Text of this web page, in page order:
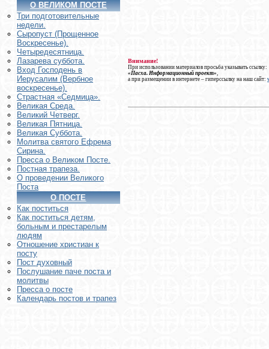
О ВЕЛИКОМ ПОСТЕ
Три подготовительные
недели.
Сыропуст (Прощенное
Воскресенье).
Четыредесятница.
Лазарева суббота.
Вход Господень в
Иерусалим (Вербное
воскресенье).
Страстная «Седмица».
Великая Среда.
Великий Четверг.
Великая Пятница.
Великая Суббота.
Молитва святого Ефрема
Сирина.
Пресса о Великом Посте.
Постная трапеза.
О проведении Великого
Поста
О ПОСТЕ
Как поститься
Как поститься детям,
больным и престарелым
людям
Отношение христиан к
посту
Пост духовный
Послушание паче поста и
молитвы
Пресса о посте
Календарь постов и трапез
Внимание!
При использовании материалов просьба указывать ссылку:
«Пасха. Информационный проект»
а при размещении в интернете – гиперссылку на наш сайт: